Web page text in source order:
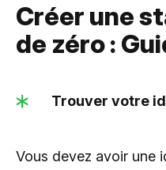
Créer une
de zéro :
Trouver votre
Vous devez avoir une